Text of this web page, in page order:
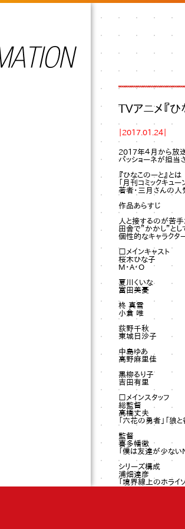
TVアニメ『
｜2017.01.24｜
2017年４月から放
パッショーネが担当
『ひなこのーと』とは
「月刊コミックキュ
著者・三月さんの人
作品あらすじ
人と接するのが苦
田舎で”かかし”とし
個性的なキャラクタ
□メインキャスト
桜木ひな子
M・A・O
夏川くいな
富田美憂
柊 真雪
小倉 唯
荻野千秋
東城日沙子
中島ゆあ
高野麻里佳
黒柳るり子
吉田有里
□メインスタッフ
総監督
高橋丈夫
「六花の勇者」「狼
監督
喜多幡徹
「僕は友達が少ない
シリーズ構成
浦畑達彦
「境界線上のホライ